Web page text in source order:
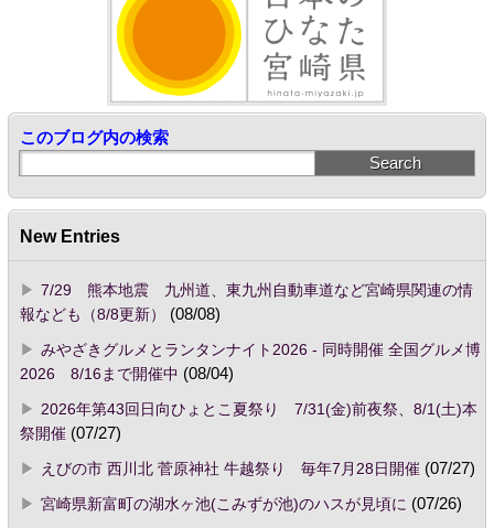
このブログ内の検索
New Entries
7/29 熊本地震 九州道、東九州自動車道など宮崎県関連の情
報なども（8/8更新）
(08/08)
みやざきグルメとランタンナイト2026 - 同時開催 全国グルメ博
2026 8/16まで開催中 (08/04)
2026年第43回日向ひょとこ夏祭り 7/31(金)前夜祭、8/1(土)本
祭開催(07/27)
えびの市 西川北 菅原神社 牛越祭り 毎年7月28日開催(07/27)
宮崎県新富町の湖水ヶ池(こみずが池)のハスが見頃に (07/26)